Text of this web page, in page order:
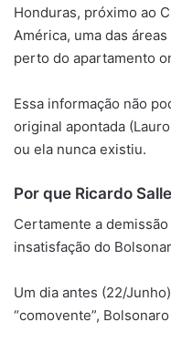
Honduras, próximo ao
América, uma das
perto do apartamento
Essa informação não
original apontada
ou ela nunca existiu.
Por que Ricardo
Certamente a
insatisfação do
Um dia antes (22/
“comovente”, Bolsonaro